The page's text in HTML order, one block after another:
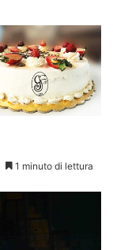
1 minuto di lettura